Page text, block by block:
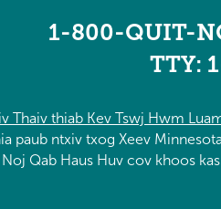
1-800-QUIT-
TTY:
Thaiv thiab Kev Tswj Hwm
paub ntxiv txog Xeev
Noj Qab Haus Huv cov khoos